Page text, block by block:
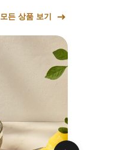
모든 상품 보기